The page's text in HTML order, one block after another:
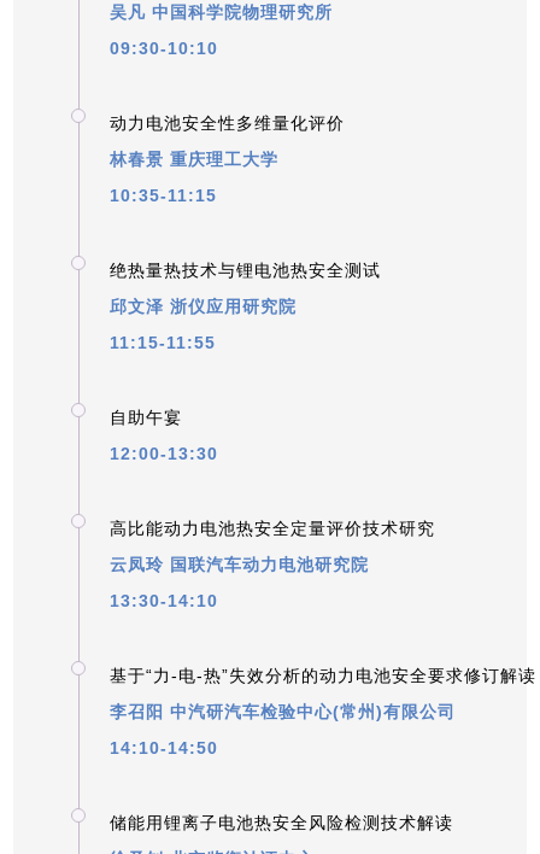
吴凡中国科学院物理研究所
09:30-10:10
动力电池安全性多维量化评价
林春景重庆理工大学
10:35-11:15
绝热量热技术与锂电池热安全测试
邱文泽浙仪应用研究院
11:15-11:55
自助午宴
12:00-13:30
高比能动力电池热安全定量评价技术研究
云凤玲 国联汽车动力电池研究院
13:30-14:10
基于“力-电-热”失效分析的动力电池安全要求修订解读
李召阳中汽研汽车检验中心(常州)有限公司
14:10-14:50
储能用锂离子电池热安全风险检测技术解读